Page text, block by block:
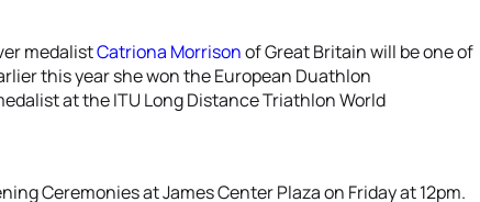
medalistCatriona Morrisonof Great Britain will be one of
this year she won the European Duathlon
at the ITU Long Distance Triathlon World
Ceremonies at James Center Plaza on Friday at 12pm.